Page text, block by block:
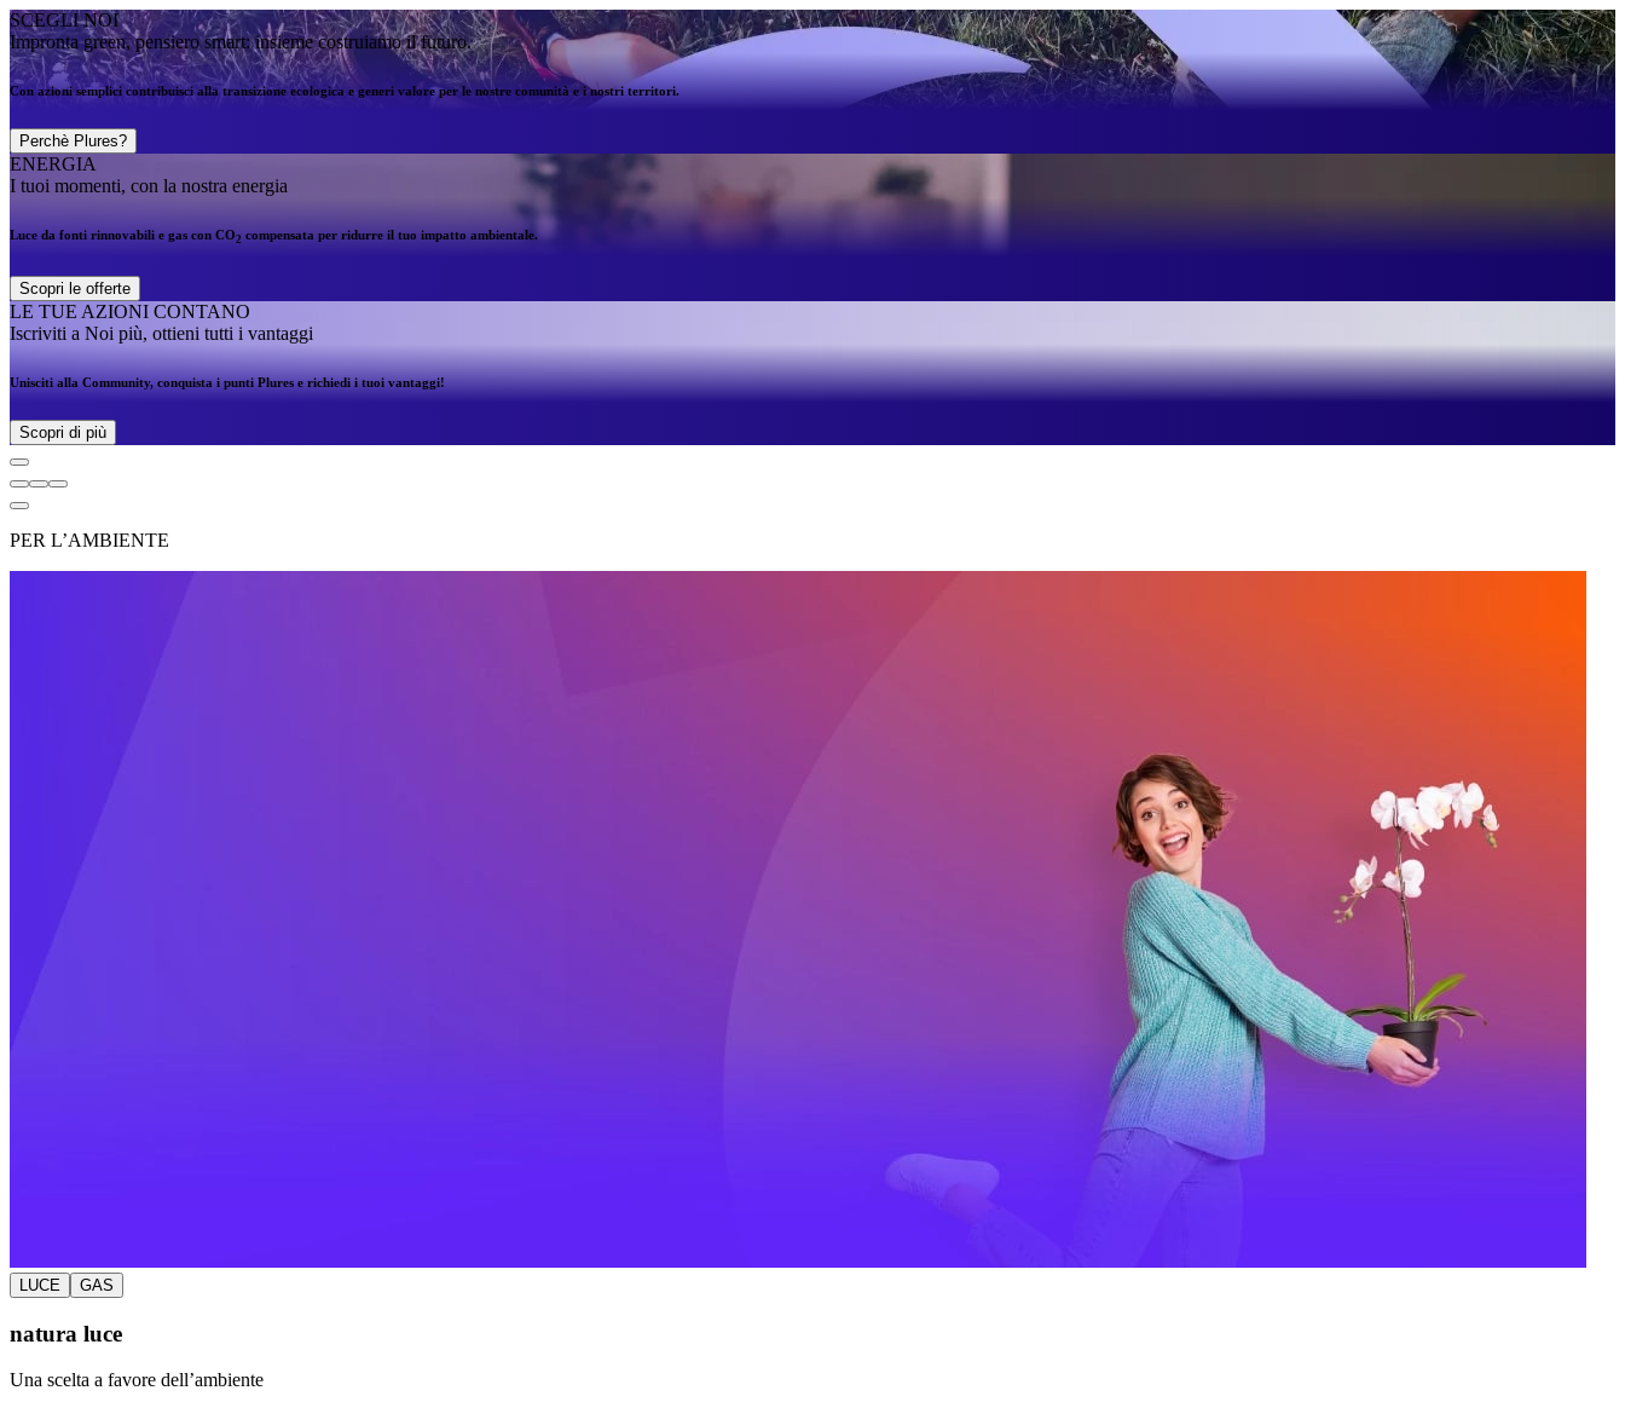
SCEGLI NOI
Impronta green, pensiero smart: insieme costruiamo il futuro.
Con azioni semplici contribuisci alla transizione ecologica e generi valore per le nostre comunità e i nostri territori.
Perchè Plures?
ENERGIA
I tuoi momenti, con la nostra energia
Luce da fonti rinnovabili e gas con CO2 compensata per ridurre il tuo impatto ambientale.
Scopri le offerte
LE TUE AZIONI CONTANO
Iscriviti a Noi più, ottieni tutti i vantaggi
Unisciti alla Community, conquista i punti Plures e richiedi i tuoi vantaggi!
Scopri di più
PER L’AMBIENTE
LUCE GAS
natura luce
Una scelta a favore dell’ambiente